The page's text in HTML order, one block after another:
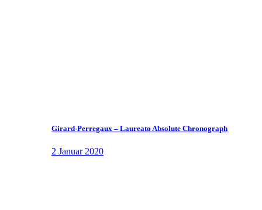
Girard-Perregaux – Laureato Absolute Chronograph
2 Januar 2020